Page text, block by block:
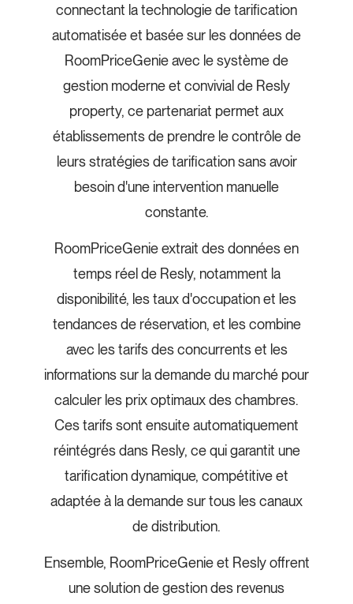
connectant la technologie de tarification
automatisée et basée sur les données de
RoomPriceGenie avec le système de
gestion moderne et convivial de Resly
property, ce partenariat permet aux
établissements de prendre le contrôle de
leurs stratégies de tarification sans avoir
besoin d'une intervention manuelle
constante.
RoomPriceGenie extrait des données en
temps réel de Resly, notamment la
disponibilité, les taux d'occupation et les
tendances de réservation, et les combine
avec les tarifs des concurrents et les
informations sur la demande du marché pour
calculer les prix optimaux des chambres.
Ces tarifs sont ensuite automatiquement
réintégrés dans Resly, ce qui garantit une
tarification dynamique, compétitive et
adaptée à la demande sur tous les canaux
de distribution.
Ensemble, RoomPriceGenie et Resly offrent
une solution de gestion des revenus